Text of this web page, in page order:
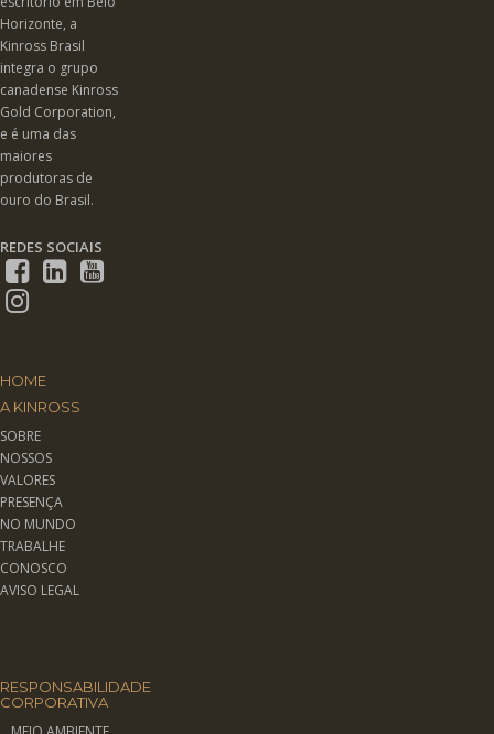
Horizonte, a
Kinross Brasil
integra o grupo
canadense Kinross
Gold Corporation,
e é uma das
maiores
produtoras de
ouro do Brasil.
REDES SOCIAIS
HOME
A KINROSS
SOBRE
NOSSOS
VALORES
PRESENÇA
NO MUNDO
TRABALHE
CONOSCO
AVISO LEGAL
RESPONSABILIDADE
CORPORATIVA